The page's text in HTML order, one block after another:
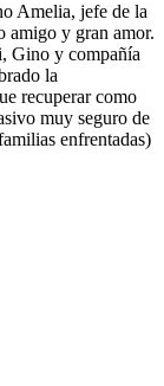
Amelia, jefe de la
amigo y gran amor.
Gino y compañía
la
recuperar como
muy seguro de
enfrentadas)